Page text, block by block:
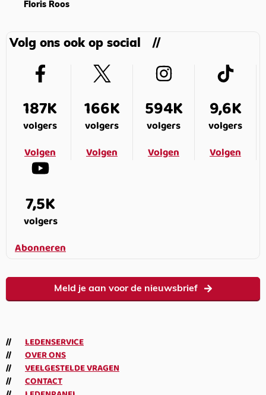
Floris Roos
Volg ons ook op social
187K
volgers
Volgen
166K
volgers
Volgen
594K
volgers
Volgen
9,6K
volgers
Volgen
7,5K
volgers
Abonneren
Meld je aan voor de nieuwsbrief
LEDENSERVICE
OVER ONS
VEELGESTELDE VRAGEN
CONTACT